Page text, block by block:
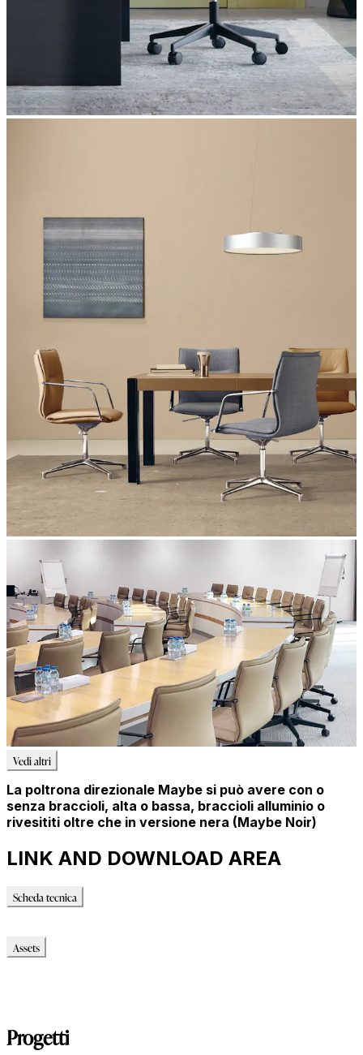
Vedi altri
La poltrona direzionale Maybe si può avere con o
senza braccioli, alta o bassa, braccioli alluminio o
rivesititi oltre che in versione nera (Maybe Noir)
LINK AND DOWNLOAD AREA
Scheda tecnica
Assets
Progetti